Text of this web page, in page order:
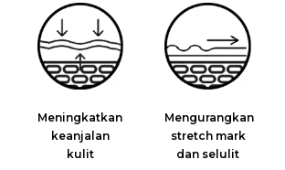
Meningkatkan
keanjalan
kulit
Mengurangkan
stretch mark
dan selulit